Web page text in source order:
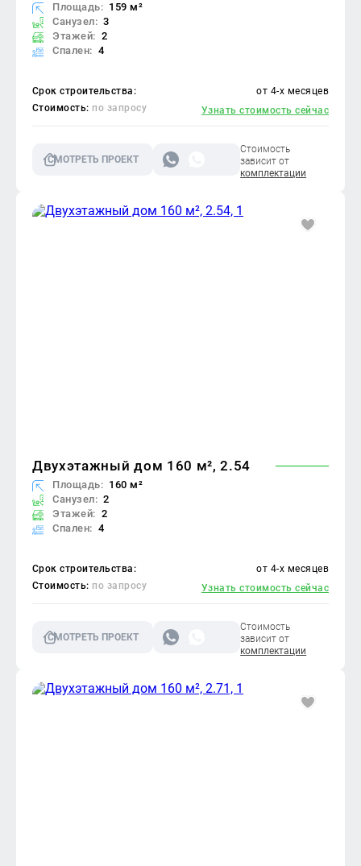
Площадь: 159 м²
Санузел: 3
Этажей: 2
Спален: 4
Срок строительства:
от 4-х месяцев
Стоимость: по запросу Узнать стоимость сейчас
СМОТРЕТЬ ПРОЕКТ
Стоимость
зависит от
комплектации
Двухэтажный дом 160 м², 2.54
Площадь: 160 м²
Санузел: 2
Этажей: 2
Спален: 4
Срок строительства:
от 4-х месяцев
Стоимость: по запросу Узнать стоимость сейчас
СМОТРЕТЬ ПРОЕКТ
Стоимость
зависит от
комплектации